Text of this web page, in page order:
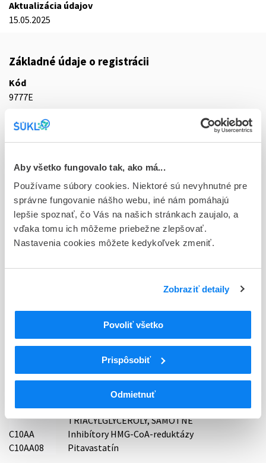
Aby všetko fungovalo tak, ako má...
Používame súbory cookies. Niektoré sú nevyhnutné pre
správne fungovanie nášho webu, iné nám pomáhajú
lepšie spoznať, čo Vás na našich stránkach zaujalo, a
vďaka tomu ich môžeme priebežne zlepšovať.
Nastavenia cookies môžete kedykoľvek zmeniť.
Zobraziť detaily
Povoliť všetko
Prispôsobiť
Odmietnuť
Aktualizácia údajov
15.05.2025
Základné údaje o registrácii
Kód
9777E
Registračné číslo
Doplnok
Stav
R - Aktuálna registrácia
Typ registračnej procedúry
31 - HYPOLIPIDAEMICA
KARDIOVASKULÁRNY SYSTÉM
HYPOLIPIDEMIKÁ
LIEČIVÁ ZNIŽUJÚCE CHOLESTEROL A
TRIACYLGLYCEROLY, SAMOTNÉ
C10AA
Inhibítory HMG-CoA-reduktázy
C10AA08
Pitavastatín